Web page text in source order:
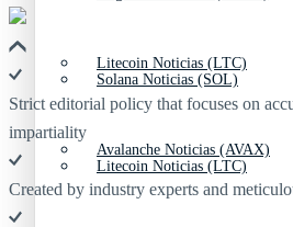
Litecoin Noticias (LTC)
Avalanche Noticias (AVAX)
Solana Noticias (SOL)
Litecoin Noticias (LTC)
Strict editorial policy that focuses on
impartiality
Created by industry experts and